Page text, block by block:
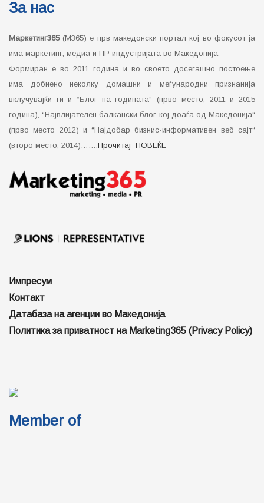
За нас
Маркетинг365(М365) е прв македонски портал кој во фокусот ја
има маркетинг, медиа и ПР индустријата во Македонија.
Формиран е во 2011 година и во своето досегашно постоење
има добиено неколку домашни и меѓународни признанија
вклучувајќи ги и “Блог на годината“ (прво место, 2011 и 2015
година), “Највлијателен балкански блог кој доаѓа од Македонија“
(прво место 2012) и “Најдобар бизнис-информативен веб сајт“
(второ место, 2014)…….Прочитај ПОВЕЌЕ
Импресум
Контакт
Датабаза на агенции во Македонија
Политика за приватност на Marketing365 (Privacy Policy)
Member of